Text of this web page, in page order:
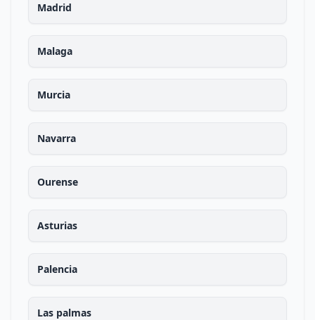
Madrid
Malaga
Murcia
Navarra
Ourense
Asturias
Palencia
Las palmas